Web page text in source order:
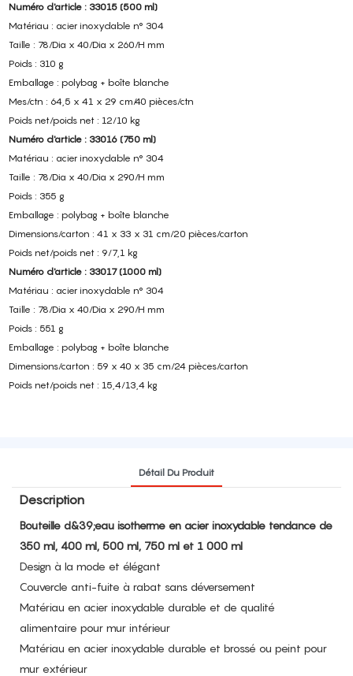
Numéro d'article : 33015 (500 ml)
Matériau : acier inoxydable n° 304
Taille : 78/Dia x 40/Dia x 260/H mm
Poids : 310 g
Emballage : polybag + boîte blanche
Mes/ctn : 64,5 x 41 x 29 cm/40 pièces/ctn
Poids net/poids net : 12/10 kg
Numéro d'article : 33016 (750 ml)
Matériau : acier inoxydable n° 304
Taille : 78/Dia x 40/Dia x 290/H mm
Poids : 355 g
Emballage : polybag + boîte blanche
Dimensions/carton : 41 x 33 x 31 cm/20 pièces/carton
Poids net/poids net : 9/7,1 kg
Numéro d'article : 33017 (1000 ml)
Matériau : acier inoxydable n° 304
Taille : 78/Dia x 40/Dia x 290/H mm
Poids : 551 g
Emballage : polybag + boîte blanche
Dimensions/carton : 59 x 40 x 35 cm/24 pièces/carton
Poids net/poids net : 15,4/13,4 kg
Détail Du Produit
Description
Bouteille d&39;eau isotherme en acier inoxydable tendance de
350 ml, 400 ml, 500 ml, 750 ml et 1 000 ml
Design à la mode et élégant
Couvercle anti-fuite à rabat sans déversement
Matériau en acier inoxydable durable et de qualité
alimentaire pour mur intérieur
Matériau en acier inoxydable durable et brossé ou peint pour
mur extérieur